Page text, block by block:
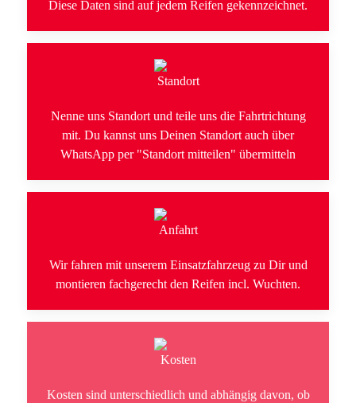
Diese Daten sind auf jedem Reifen gekennzeichnet.
Nenne uns Standort und teile uns die Fahrtrichtung
mit. Du kannst uns Deinen Standort auch über
WhatsApp per "Standort mitteilen" übermitteln
Wir fahren mit unserem Einsatzfahrzeug zu Dir und
montieren fachgerecht den Reifen incl. Wuchten.
Kosten sind unterschiedlich und abhängig davon, ob